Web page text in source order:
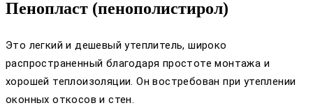
Пенопласт (пенополистирол)
Это легкий и дешевый утеплитель, широко
распространенный благодаря простоте монтажа и
хорошей теплоизоляции. Он востребован при утеплении
оконных откосов и стен.